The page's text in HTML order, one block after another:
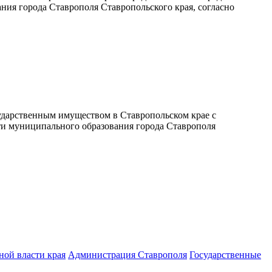
города Ставрополя Ставропольского края, согласно
имуществом в Ставропольском крае с
муниципального образования города Ставрополя
власти края Администрация Ставрополя Государственные